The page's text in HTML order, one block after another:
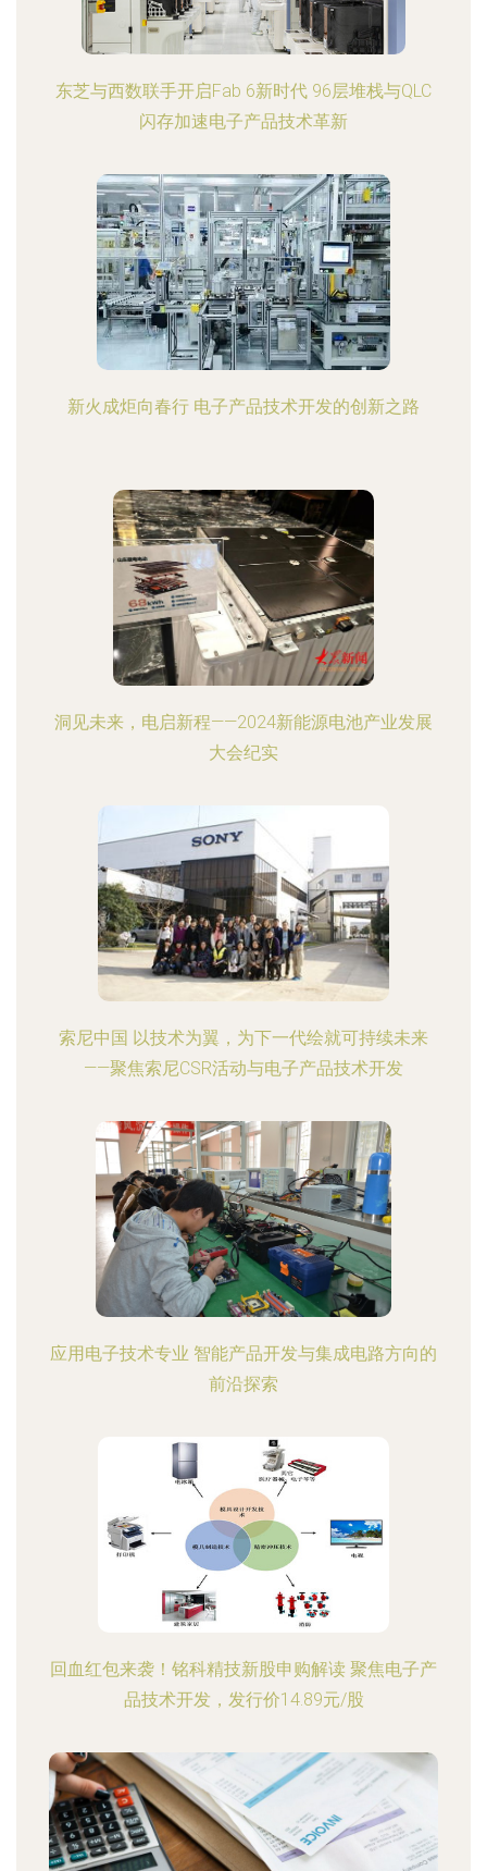
东芝与西数联手开启Fab 6新时代 96层堆栈与QLC
闪存加速电子产品技术革新
新火成炬向春行 电子产品技术开发的创新之路
洞见未来，电启新程——2024新能源电池产业发展
大会纪实
索尼中国 以技术为翼，为下一代绘就可持续未来
——聚焦索尼CSR活动与电子产品技术开发
应用电子技术专业 智能产品开发与集成电路方向的
前沿探索
回血红包来袭！铭科精技新股申购解读 聚焦电子产
品技术开发，发行价14.89元/股